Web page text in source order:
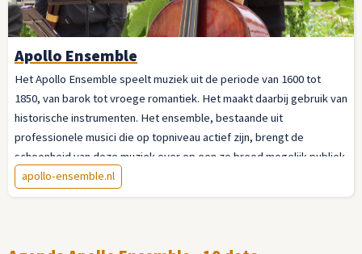
Apollo Ensemble
Het Apollo Ensemble speelt muziek uit de periode van 1600 tot
1850, van barok tot vroege romantiek. Het maakt daarbij gebruik van
historische instrumenten. Het ensemble, bestaande uit
professionele musici die op topniveau actief zijn, brengt de
schoonheid van deze muziek over op een zo breed mogelijk publiek.
apollo-ensemble.nl